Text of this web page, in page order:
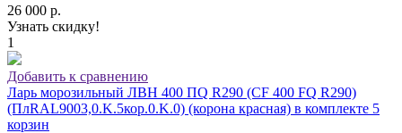
26 000 р.
Узнать скидку!
1
Добавить к сравнению
Ларь морозильный ЛВН 400 ПQ R290 (СF 400 FQ R290)
(ПлRAL9003,0.K.5кор.0.K.0) (корона красная) в комплекте 5
корзин